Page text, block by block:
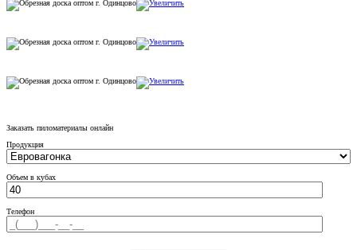
Заказать пиломатериалы онлайн
Продукция
Объем в кубах
Телефон